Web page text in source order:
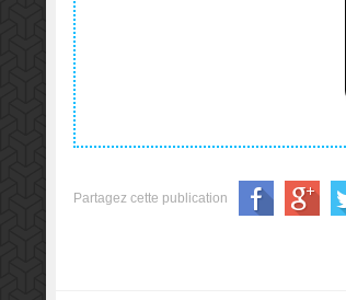
Partagez cette publication